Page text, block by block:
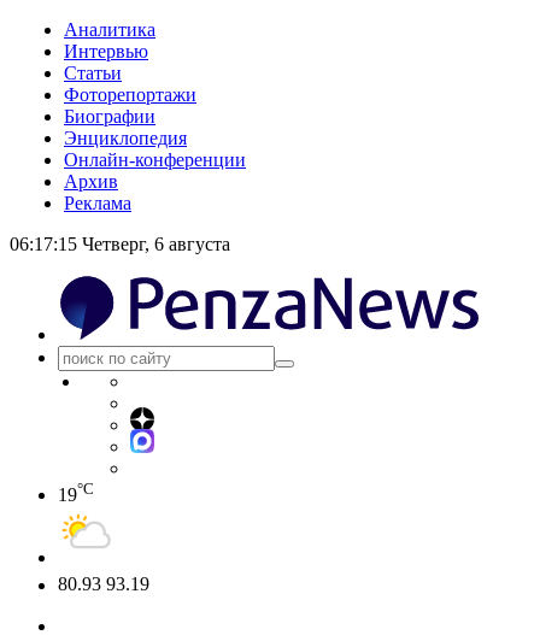
Аналитика
Интервью
Статьи
Фоторепортажи
Биографии
Энциклопедия
Онлайн-конференции
Архив
Реклама
06:17:16 Четверг, 6 августа
19°C
80.93 93.19